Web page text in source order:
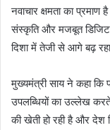
नवाचार क्षमता का प्रमाण
संस्कृति और मजबूत
दिशा में तेजी से आगे बढ़
मुख्यमंत्री साय ने कहा कि
उपलब्धियों का उल्लेख
की खेती हो रही है और देश